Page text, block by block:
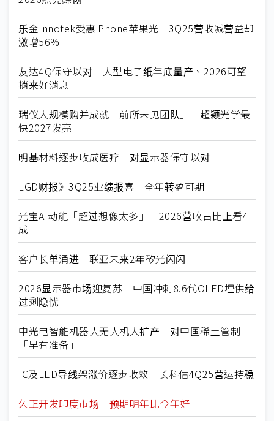
乐金Innotek受惠iPhone苹果光 3Q25营收减营益却
激增56%
友达4Q保守以对 大型电子纸年底量产、2026可望
捎来好消息
瑞仪大规模购并成就「前所未见团队」 超颖光学最
快2027发亮
明基材料逐步收成医疗 对显示器保守以对
LGD财报》3Q25业绩报喜 全年转盈可期
光宝AI动能「超过想像太多」 2026营收占比上看4
成
客户长单涌进 联亚未来2年矽光闪闪
2026显示器市场迎复苏 中国冲刺8.6代OLED埋供给
过剩隐忧
中光电智能机器人无人机大扩产 对中国稀土管制
「早有准备」
IC及LED导线架涨价逐步收效 长科估4Q25营运持稳
久正开发印度市场 预期明年比今年好